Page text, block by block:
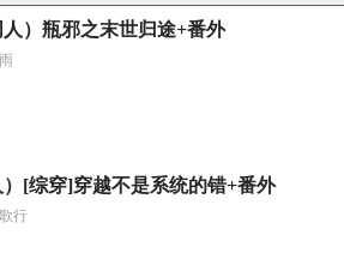
人）瓶邪之末世归途+番外
）[综穿]穿越不是系统的错+番外
行